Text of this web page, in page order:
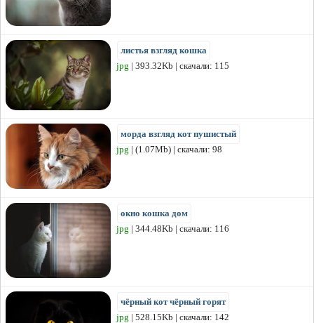
листья взгляд кошка
jpg | 393.32Kb | скачали: 115
морда взгляд кот пушистый
jpg | (1.07Mb) | скачали: 98
окно кошка дом
jpg | 344.48Kb | скачали: 116
чёрный кот чёрный горят
jpg | 528.15Kb | скачали: 142